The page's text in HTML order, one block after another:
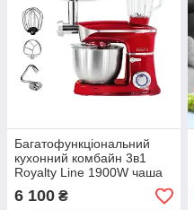
Багатофункціональний
кухонний комбайн 3в1
Royalty Line 1900W чаша
6.5л в червоному кольорі
6 100 ₴